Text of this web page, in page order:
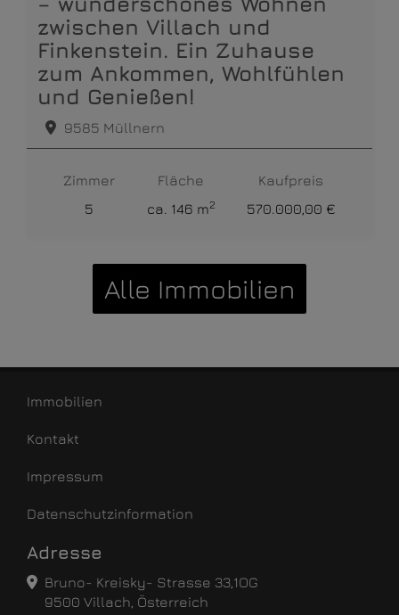
zwischen Villach und
Finkenstein. Ein Zuhause
zum Ankommen, Wohlfühlen
und Genießen!
9585 Müllnern
Zimmer
5
Fläche
ca. 146 m2
Kaufpreis
570.000,00 €
Alle Immobilien
Immobilien
Kontakt
Impressum
Datenschutzinformation
Adresse
Bruno- Kreisky- Strasse 33,1OG
9500 Villach, Österreich